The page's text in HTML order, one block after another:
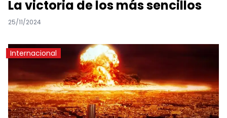
La victoria de los más sencillos
25/11/2024
Internacional